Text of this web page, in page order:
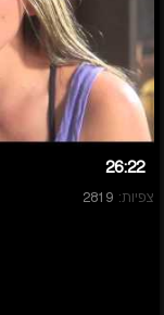
26:22
צפיות: 2819